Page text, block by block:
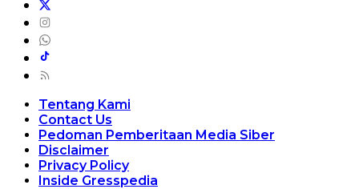
Tentang Kami
Contact Us
Pedoman Pemberitaan Media Siber
Disclaimer
Privacy Policy
Inside Gresspedia